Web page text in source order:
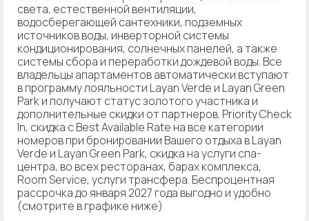
света, естественной вентиляции,
водосберегающей сантехники, подземных
источников воды, инверторной системы
кондиционирования, солнечных панелей, а также
системы сбора и переработки дождевой воды. Все
владельцы апартаментов автоматически вступают
в программу лояльности Layan Verde и Layan Green
Park и получают статус золотого участника и
дополнительные скидки от партнеров. Priority Check
In, скидка с Best Available Rate на все категории
номеров при бронировании Вашего отдыха в Layan
Verde и Layan Green Park, скидка на услуги спа-
центра, во всех ресторанах, барах комплекса,
Room Service, услуги трансфера. Беспроцентная
рассрочка до января 2027 года выгодно и удобно
(смотрите в графике ниже)